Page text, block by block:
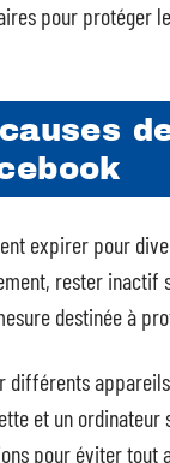
pour protéger
expirer pour
rester inactif
destinée à
différents
et un
pour éviter tout